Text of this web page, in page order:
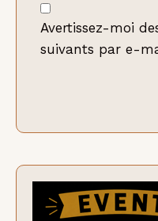
Avertissez-moi
suivants par e-